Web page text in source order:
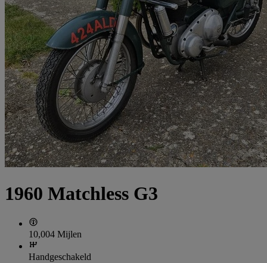
1960 Matchless G3
10,004 Mijlen
Handgeschakeld